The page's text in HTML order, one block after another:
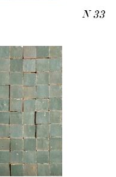
N 33